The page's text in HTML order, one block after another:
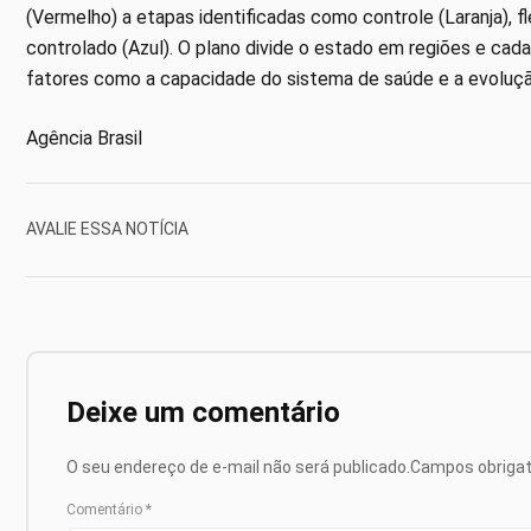
(Vermelho) a etapas identificadas como controle (Laranja),
controlado (Azul). O plano divide o estado em regiões e
fatores como a capacidade do sistema de saúde e a
Agência Brasil
AVALIE ESSA NOTÍCIA
Deixe um comentário
O seu endereço de e-mail não será publicado. Campos
Comentário *